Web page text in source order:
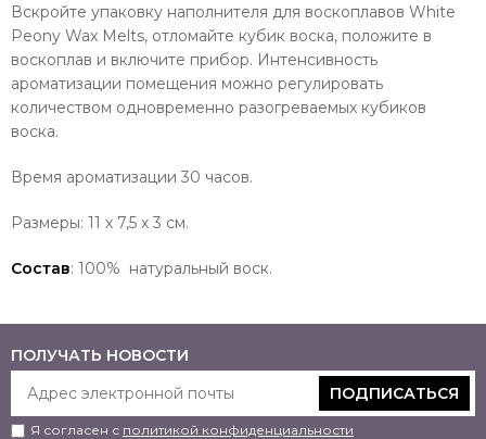
Вскройте упаковку наполнителя для воскоплавов White
Peony Wax Melts, отломайте кубик воска, положите в
воскоплав и включите прибор. Интенсивность
ароматизации помещения можно регулировать
количеством одновременно разогреваемых кубиков
воска.
Время ароматизации 30 часов.
Размеры: 11 х 7,5 х 3 см.
Состав: 100% натуральный воск.
ПОЛУЧАТЬ НОВОСТИ
ПОДПИСАТЬСЯ
Я согласен с политикой конфиденциальности